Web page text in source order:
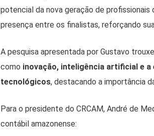
potencial da nova geração de profissionais
presença entre os finalistas, reforçando
A pesquisa apresentada por Gustavo
como inovação, inteligência artificial e
tecnológicos, destacando a importância
Para o presidente do CRCAM, André de
contábil amazonense: